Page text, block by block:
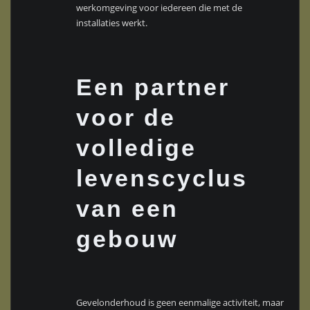
werkomgeving voor iedereen die met de
installaties werkt.
Een partner
voor de
volledige
levenscyclus
van een
gebouw
Gevelonderhoud is geen eenmalige activiteit, maar